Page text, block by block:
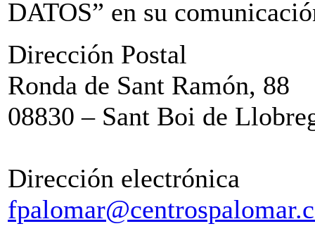
DATOS” en su
Dirección Postal
Ronda de Sant Ramón, 88
08830 – Sant Boi de
Dirección electrónica